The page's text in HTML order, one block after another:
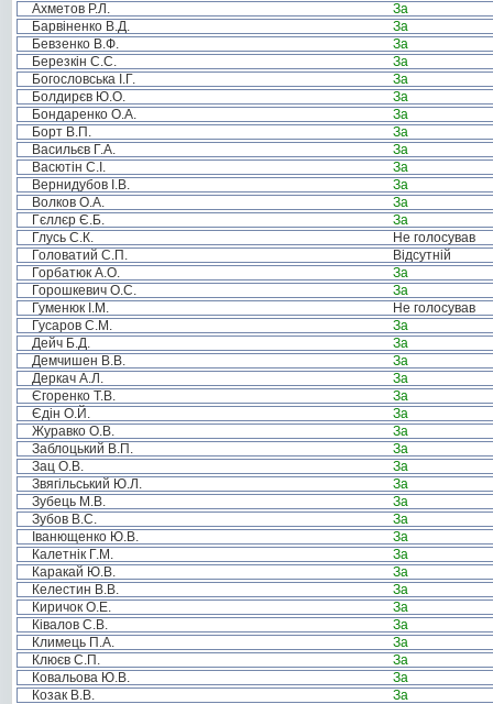
Ахметов Р.Л.
За
Барвіненко В.Д.
За
Бевзенко В.Ф.
За
Березкін С.С.
За
Богословська І.Г.
За
Болдирєв Ю.О.
За
Бондаренко О.А.
За
Борт В.П.
За
Васильєв Г.А.
За
Васютін С.І.
За
Вернидубов І.В.
За
Волков О.А.
За
Гєллєр Є.Б.
За
Глусь С.К.
Не голосував
Головатий С.П.
Відсутній
Горбатюк А.О.
За
Горошкевич О.С.
За
Гуменюк І.М.
Не голосував
Гусаров С.М.
За
Дейч Б.Д.
За
Демчишен В.В.
За
Деркач А.Л.
За
Єгоренко Т.В.
За
Єдін О.Й.
За
Журавко О.В.
За
Заблоцький В.П.
За
Зац О.В.
За
Звягільський Ю.Л.
За
Зубець М.В.
За
Зубов В.С.
За
Іванющенко Ю.В.
За
Калетнік Г.М.
За
Каракай Ю.В.
За
Келестин В.В.
За
Киричок О.Е.
За
Ківалов С.В.
За
Климець П.А.
За
Клюєв С.П.
За
Ковальова Ю.В.
За
Козак В.В.
За